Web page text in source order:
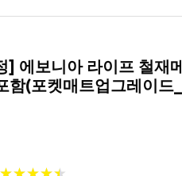
] 에보니아 라이프 철재
함(포켓매트업그레이드